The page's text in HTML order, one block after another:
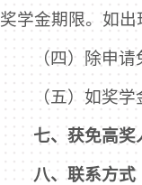
奖学金期限。如出
（四）除申
（五）如奖
七、获免高奖
八、联系方式